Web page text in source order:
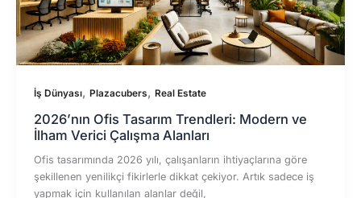
İş Dünyası, Plazacubers, Real Estate
2026’nın Ofis Tasarım Trendleri: Modern ve
İlham Verici Çalışma Alanları
Ofis tasarımında 2026 yılı, çalışanların ihtiyaçlarına göre
şekillenen yenilikçi fikirlerle dikkat çekiyor. Artık sadece iş
yapmak için kullanılan alanlar değil,